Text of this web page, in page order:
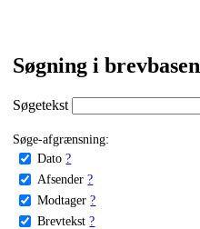
Søgning i brevbasen
Søgetekst
Søge-afgrænsning:
Dato ?
Afsender ?
Modtager ?
Brevtekst ?